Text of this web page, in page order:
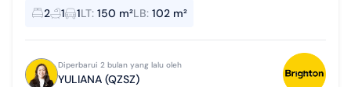
KT, 1 KM, Dapur, Listrik : 1300 watt dekat dng Stadion Manahan dekat
denga...
2 1 1LT: 150 m²LB: 102 m²
Diperbarui 2 bulan yang lalu oleh
YULIANA (QZSZ)